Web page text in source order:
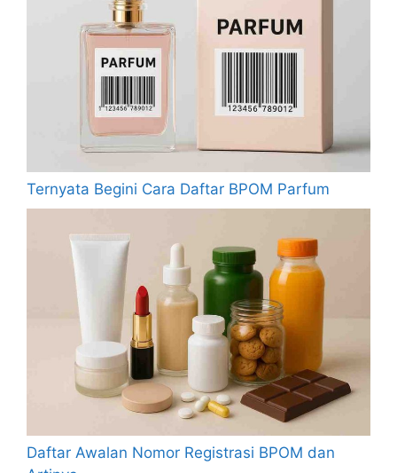
Ternyata Begini Cara Daftar BPOM Parfum
Daftar Awalan Nomor Registrasi BPOM dan